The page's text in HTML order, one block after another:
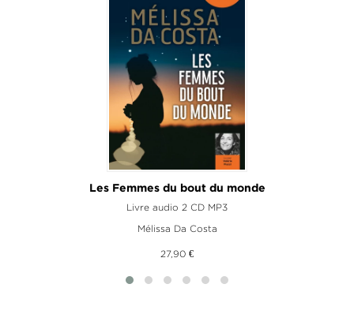
Les Femmes du bout du monde
Livre audio 2 CD MP3
Mélissa Da Costa
27,90 €